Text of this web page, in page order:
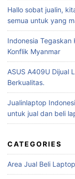
Hallo sobat jualin,
semua untuk yang
Indonesia Tegaskan
Konflik Myanmar
ASUS A409U Dijual
Berkualitas.
Jualinlaptop
untuk jual dan beli
CATEGORIES
Area Jual Beli Laptop